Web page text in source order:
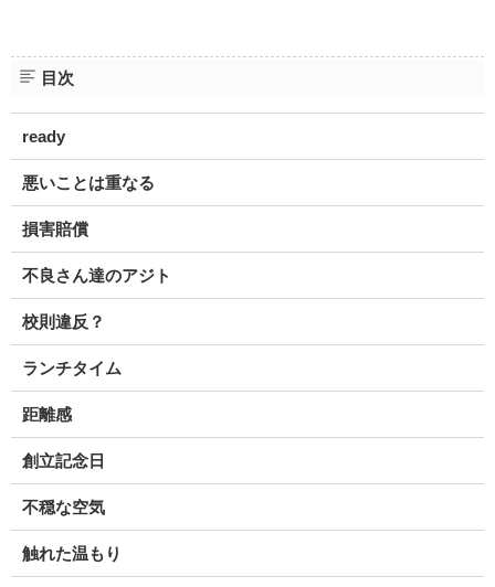
目次
ready
悪いことは重なる
損害賠償
不良さん達のアジト
校則違反？
ランチタイム
距離感
創立記念日
不穏な空気
触れた温もり